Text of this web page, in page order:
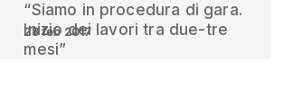
“Siamo in procedura di gara.
Inizio dei lavori tra due-tre
mesi”
28 feb 2017